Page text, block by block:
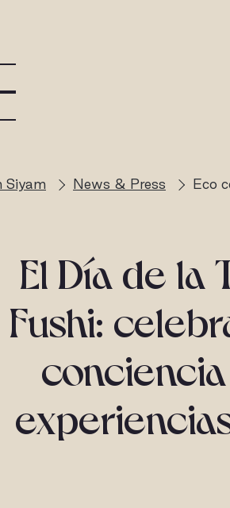
Siyam News & Press Eco
El Día de la
Fushi: